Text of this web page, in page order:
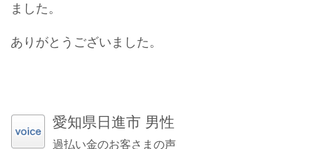
ました。
ありがとうございました。
愛知県日進市 男性
過払い金のお客さまの声